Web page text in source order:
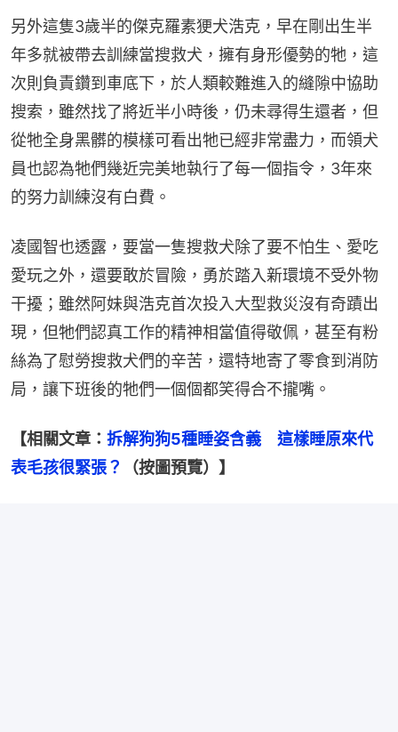
另外這隻3歲半的傑克羅素㹴犬浩克，早在剛出生半
年多就被帶去訓練當搜救犬，擁有身形優勢的牠，這
次則負責鑽到車底下，於人類較難進入的縫隙中協助
搜索，雖然找了將近半小時後，仍未尋得生還者，但
從牠全身黑髒的模樣可看出牠已經非常盡力，而領犬
員也認為牠們幾近完美地執行了每一個指令，3年來
的努力訓練沒有白費。
凌國智也透露，要當一隻搜救犬除了要不怕生、愛吃
愛玩之外，還要敢於冒險，勇於踏入新環境不受外物
干擾；雖然阿妹與浩克首次投入大型救災沒有奇蹟出
現，但牠們認真工作的精神相當值得敬佩，甚至有粉
絲為了慰勞搜救犬們的辛苦，還特地寄了零食到消防
局，讓下班後的牠們一個個都笑得合不攏嘴。
【相關文章： 拆解狗狗5種睡姿含義　這樣睡原來代
表毛孩很緊張？
（按圖預覽）】